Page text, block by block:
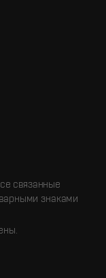
связанные
знаками